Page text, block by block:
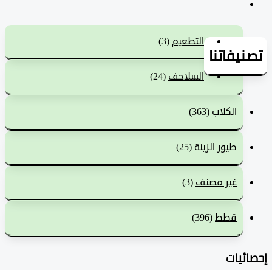
التطعيم(3)
السلاحف(24)
الكلاب(363)
طيور الزينة (25)
غير مصنف(3)
قطط (396)